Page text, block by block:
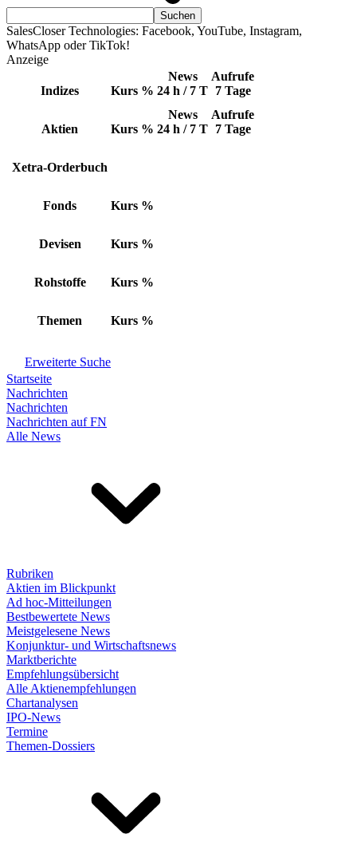
SalesCloser Technologies: Facebook, YouTube, Instagram,
WhatsApp oder TikTok!
Anzeige
Indizes Kurs %
News
24 h / 7 T
Aufrufe
7 Tage
Aktien Kurs %
News
24 h / 7 T
Aufrufe
7 Tage
Xetra-Orderbuch
Fonds Kurs %
Devisen Kurs %
Rohstoffe Kurs %
Themen Kurs %
Erweiterte Suche
Startseite
Nachrichten
Nachrichten
Nachrichten auf FN
Alle News
Rubriken
Aktien im Blickpunkt
Ad hoc-Mitteilungen
Bestbewertete News
Meistgelesene News
Konjunktur- und Wirtschaftsnews
Marktberichte
Empfehlungsübersicht
Alle Aktienempfehlungen
Chartanalysen
IPO-News
Termine
Themen-Dossiers